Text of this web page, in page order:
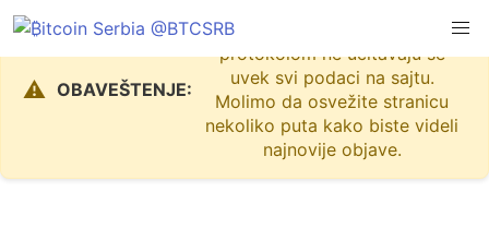
⚠️ OBAVEŠTENJE:
Zbog problema sa Nostr
protokolom ne učitavaju se
uvek svi podaci na sajtu.
Molimo da osvežite stranicu
nekoliko puta kako biste videli
najnovije objave.